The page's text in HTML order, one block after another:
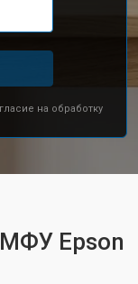
на обработку
Epson